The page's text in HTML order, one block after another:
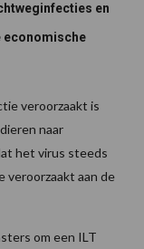
en
economische
veroorzaakt is
naar
het virus steeds
veroorzaakt aan de
om een ILT